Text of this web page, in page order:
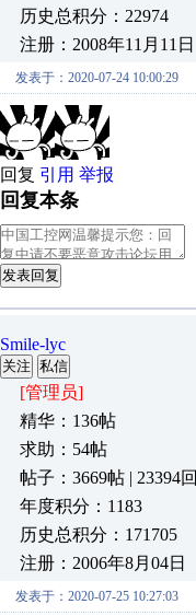
历史总积分：22974
注册：2008年11月11日
发表于：2020-07-24 10:00:29
回复 引用 举报
回复本条
发表回复
Smile-lyc
关注 私信
[管理员]
精华：136帖
求助：54帖
帖子：3669帖 | 23394回
年度积分：1183
历史总积分：171705
注册：2006年8月04日
发表于：2020-07-25 10:27:03